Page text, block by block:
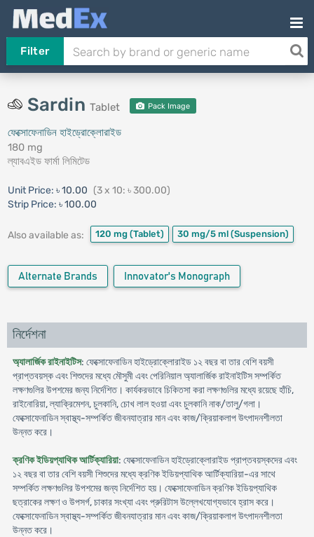
Filter
Sardin Tablet Pack Image
ফেক্সোফেনাডিন হাইড্রোক্লোরাইড
180 mg
ল্যাবএইড ফার্মা লিমিটেড
Unit Price: ৳ 10.00 (3 x 10: ৳ 300.00)
Strip Price: ৳ 100.00
Also available as: 120 mg (Tablet) 30 mg/5 ml (Suspension)
Alternate Brands Innovator's Monograph
নির্দেশনা
অ্যালার্জিক রাইনাইটিস: ফেক্সোফেনাডিন হাইড্রোক্লোরাইড ১২ বছর বা তার বেশি বয়সী
প্রাপ্তবয়স্ক এবং শিশুদের মধ্যে মৌসুমী এবং পেরিনিয়াল অ্যালার্জিক রাইনাইটিস সম্পর্কিত
লক্ষণগুলির উপশমের জন্য নির্দেশিত। কার্যকরভাবে চিকিতসা করা লক্ষণগুলির মধ্যে রয়েছে হাঁচি,
রাইনোরিয়া, ল্যাক্রিমেশন, চুলকানি, চোখ লাল হওয়া এবং চুলকানি নাক/তালু/গলা।
ফেক্সোফেনাডিন স্বাস্থ্য-সম্পর্কিত জীবনযাত্রার মান এবং কাজ/ক্রিয়াকলাপ উৎপাদনশীলতা
উন্নত করে।
ক্রণিক ইডিয়প্যাথিক আর্টিক্যারিয়া: ফেক্সোফেনাডিন হাইড্রোক্লোরাইড প্রাপ্তবয়স্কদের এবং
১২ বছর বা তার বেশি বয়সী শিশুদের মধ্যে ক্রণিক ইডিয়প্যাথিক আর্টিক্যারিয়া-এর সাথে
সম্পর্কিত লক্ষণগুলির উপশমের জন্য নির্দেশিত হয়। ফেক্সোফেনাডিন ক্রণিক ইডিয়প্যাথিক
ছত্রাকের লক্ষণ ও উপসর্গ, চাকার সংখ্যা এবং প্রুরিটাস উল্লেখযোগ্যভাবে হ্রাস করে।
ফেক্সোফেনাডিন স্বাস্থ্য-সম্পর্কিত জীবনযাত্রার মান এবং কাজ/ক্রিয়াকলাপ উৎপাদনশীলতা
উন্নত করে।